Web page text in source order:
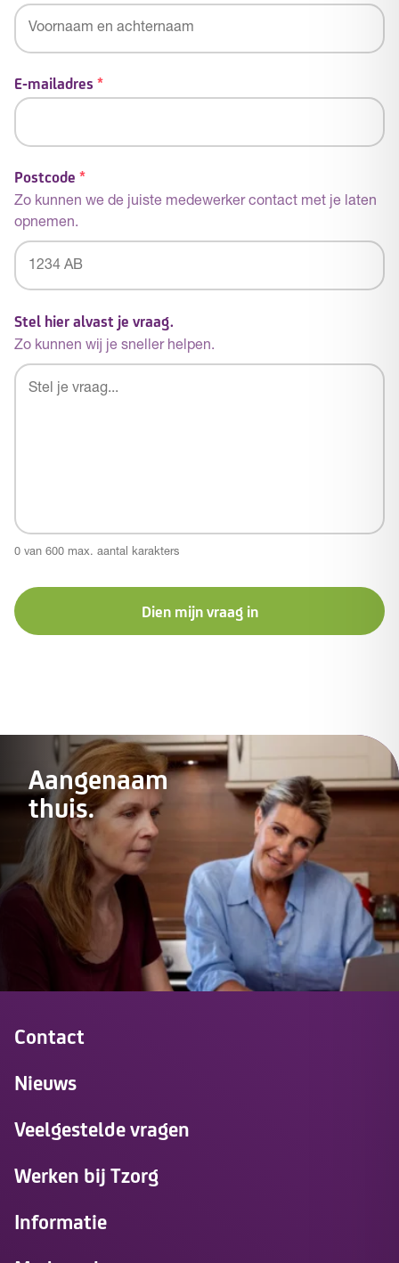
E-mailadres *
Postcode *
Zo kunnen we de juiste medewerker contact met je laten
opnemen.
Stel hier alvast je vraag.
Zo kunnen wij je sneller helpen.
0 van 600 max. aantal karakters
Dien mijn vraag in
Aangenaam
thuis.
Contact
Nieuws
Veelgestelde vragen
Werken bij Tzorg
Informatie